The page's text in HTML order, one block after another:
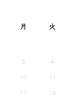
月 火
3
4
10
11
17
18